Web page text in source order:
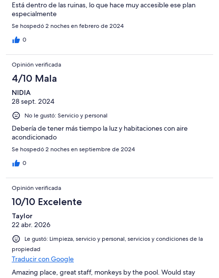
Está dentro de las ruinas, lo que hace muy accesible ese plan
especialmente
Se hospedó 2 noches en febrero de 2024
0
Opinión verificada
4/10 Mala
NIDIA
28 sept. 2024
No le gustó: Servicio y personal
Debería de tener más tiempo la luz y habitaciones con aire
acondicionado
Se hospedó 2 noches en septiembre de 2024
0
Opinión verificada
10/10 Excelente
Taylor
22 abr. 2026
Le gustó: Limpieza, servicio y personal, servicios y condiciones de la
propiedad
Traducir con Google
Amazing place, great staff, monkeys by the pool. Would stay